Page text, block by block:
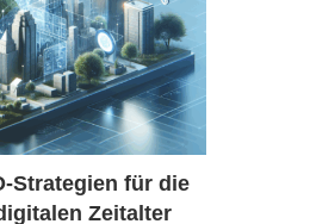
Strategien für die
Zeitalter